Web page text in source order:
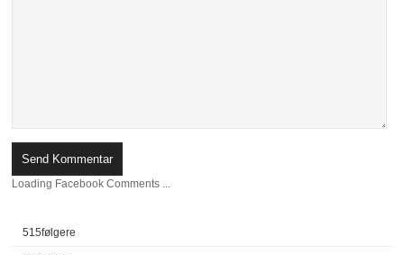
Loading Facebook Comments ...
515følgere